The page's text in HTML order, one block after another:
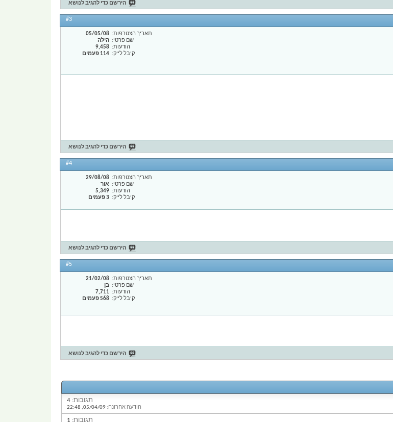
הירשם כדי להגיב לנושא
#3
תאריך הצטרפות
05/05/08
שם פרטי
הילה
הודעות
9,458
קיבל לייק
114 פעמים
הירשם כדי להגיב לנושא
#4
תאריך הצטרפות
29/08/08
שם פרטי
אור
הודעות
5,349
קיבל לייק
3 פעמים
הירשם כדי להגיב לנושא
#5
תאריך הצטרפות
21/02/08
שם פרטי
בן
הודעות
7,711
קיבל לייק
568 פעמים
הירשם כדי להגיב לנושא
תגובות:
הודעה אחרונה: 22:48
תגובות: